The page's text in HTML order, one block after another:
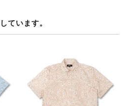
ています。